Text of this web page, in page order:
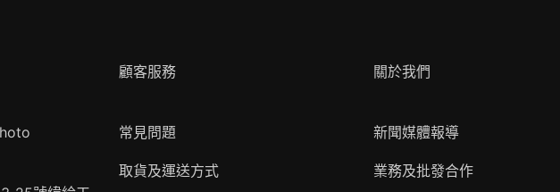
顧客服務
常見問題
取貨及運送方式
關於我們
新聞媒體報導
業務及批發合作